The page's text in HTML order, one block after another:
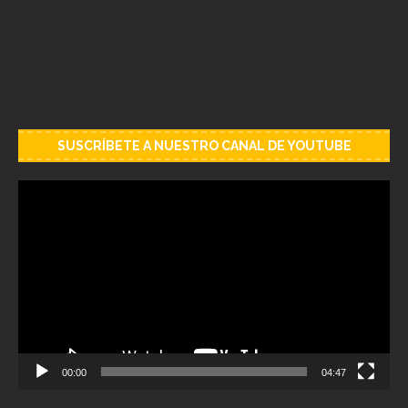
SUSCRÍBETE A NUESTRO CANAL DE YOUTUBE
00:00 04:47